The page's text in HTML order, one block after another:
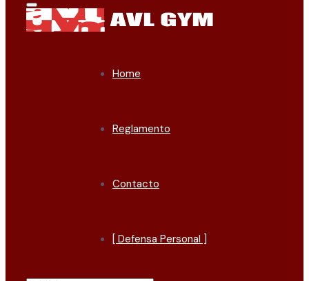
Home
Reglamento
Contacto
[ Defensa Personal ]